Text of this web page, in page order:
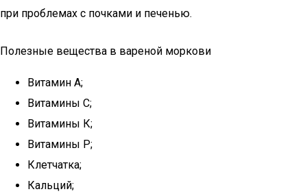
при проблемах с почками и печенью.
Полезные вещества в вареной моркови
Витамин А;
Витамины С;
Витамины К;
Витамины P;
Клетчатка;
Кальций;